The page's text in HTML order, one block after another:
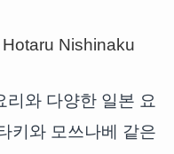
리와 다양한 일본 요
키와 모쓰나베 같은